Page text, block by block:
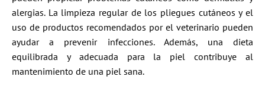
alergias. La limpieza regular de los pliegues cutáneos y el
uso de productos recomendados por el veterinario pueden
ayudar a prevenir infecciones. Además, una dieta
equilibrada y adecuada para la piel contribuye al
mantenimiento de una piel sana.